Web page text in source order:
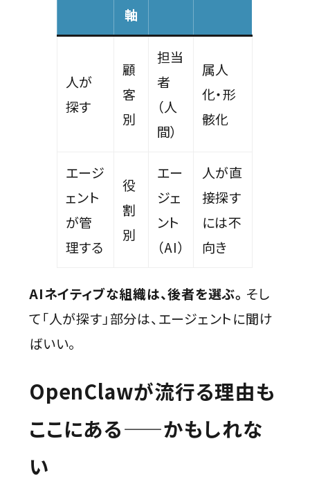
軸
人が
探す
顧
客
別
担当
者
（人
間）
属人
化・形
骸化
エージ
ェント
が管
理する
役
割
別
エー
ジェ
ント
（AI）
人が直
接探す
には不
向き
AIネイティブな組織は、後者を選ぶ。 そし
て「人が探す」部分は、エージェントに聞け
ばいい。
OpenClawが流行る理由も
ここにある——かもしれな
い